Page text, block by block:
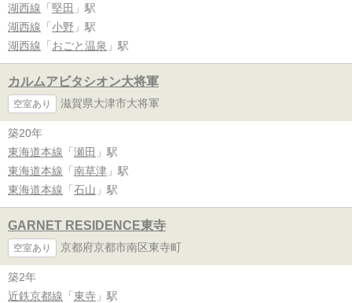
湖西線 「 堅田 」駅
湖西線 「 小野 」駅
湖西線 「 おごと温泉 」駅
カルムアビタシオン大将軍
空室あり 滋賀県大津市大将軍
築20年
東海道本線 「 瀬田 」駅
東海道本線 「 南草津 」駅
東海道本線 「 石山 」駅
GARNET RESIDENCE東寺
空室あり 京都府京都市南区東寺町
築2年
近鉄京都線 「 東寺 」駅